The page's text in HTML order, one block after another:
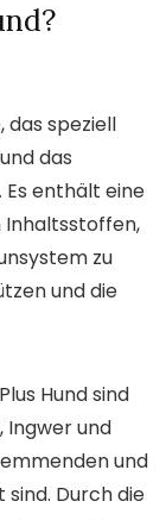
das speziell
das
enthält eine
Inhaltsstoffen,
zu
und die
Hund sind
Ingwer und
und
Durch die